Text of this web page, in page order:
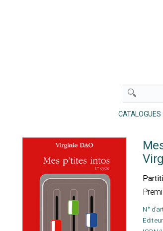
CATALOGUES :
N°